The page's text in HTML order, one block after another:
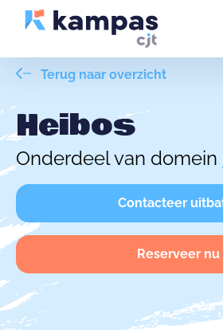
Terug naar overzicht
Heibos
Onderdeel van domein
Contacteer
Reserveer nu